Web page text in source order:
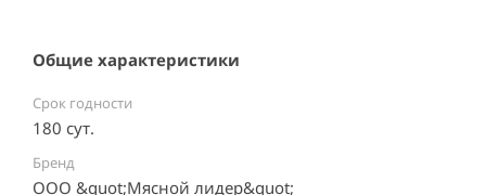
Общие характеристики
Срок годности
180 сут.
Бренд
ООО &quot;Мясной лидер&quot;